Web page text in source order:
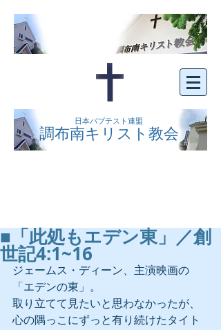
日本バプテスト連盟
調布南キリスト教会
■「此処もエデン東」／創
世記4:1~16
ジェームス・ディーン、主演映画の
「エデンの東」。
取り立てて見たいと思わなかったが、
心の隅っこにずっと有り続けたタイト